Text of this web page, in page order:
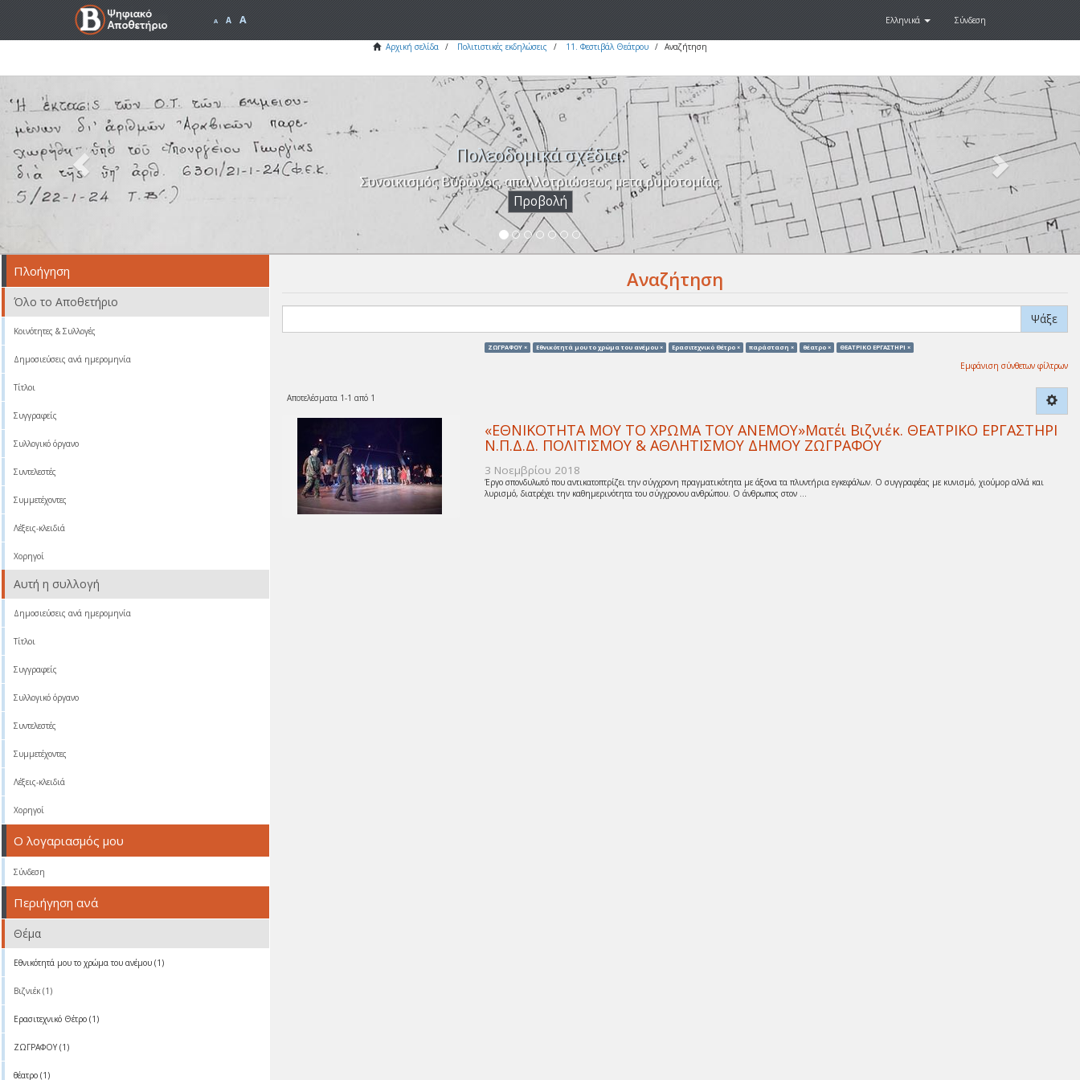
A A A Ελληνικά Σύνδεση
Αρχική σελίδα Πολιτιστικές εκδηλώσεις 11. Φεστιβάλ Θεάτρου Αναζήτηση
Πολεοδομικά σχέδια.
Συνοικισμός Βύρωνος, απαλλοτριώσεως μετα ρυμοτομίας.
Προβολή
Next
Αναζήτηση
Ψάξε
ΖΩΓΡΑΦΟΥ × Eθνικότητά μου το χρώμα του ανέμου × Ερασιτεχνικό Θέτρο × παράσταση × θέατρο × ΘΕΑΤΡΙΚΟ ΕΡΓΑΣΤΗΡΙ ×
Εμφάνιση σύνθετων φίλτρων
Αποτελέσματα 1-1 από 1
«ΕΘΝΙΚΟΤΗΤΑ ΜΟΥ ΤΟ ΧΡΩΜΑ ΤΟΥ ΑΝΕΜΟΥ»Ματέι Βιζνιέκ. ΘΕΑΤΡΙΚΟ ΕΡΓΑΣΤΗΡΙ
Ν.Π.Δ.Δ. ΠΟΛΙΤΙΣΜΟΥ & ΑΘΛΗΤΙΣΜΟΥ ΔΗΜΟΥ ΖΩΓΡΑΦΟΥ
3 Νοεμβρίου 2018
Έργο σπονδυλωτό που αντικατοπτρίζει την σύγχρονη πραγματικότητα με άξονα τα πλυντήρια εγκεφάλων. Ο συγγραφέας με κυνισμό, χιούμορ αλλά και
λυρισμό, διατρέχει την καθημερινότητα του σύγχρονου ανθρώπου. Ο άνθρωπος στον ...
Πλοήγηση
Όλο το Αποθετήριο
Κοινότητες & Συλλογές
Δημοσιεύσεις ανά ημερομηνία
Τίτλοι
Συγγραφείς
Συλλογικό όργανο
Συντελεστές
Συμμετέχοντες
Λέξεις-κλειδιά
Χορηγοί
Αυτή η συλλογή
Δημοσιεύσεις ανά ημερομηνία
Τίτλοι
Συγγραφείς
Συλλογικό όργανο
Συντελεστές
Συμμετέχοντες
Λέξεις-κλειδιά
Χορηγοί
Ο λογαριασμός μου
Σύνδεση
Περιήγηση ανά
Θέμα
Eθνικότητά μου το χρώμα του ανέμου (1)
Βιζνιέκ (1)
Ερασιτεχνικό Θέτρο (1)
ΖΩΓΡΑΦΟΥ (1)
θέατρο (1)